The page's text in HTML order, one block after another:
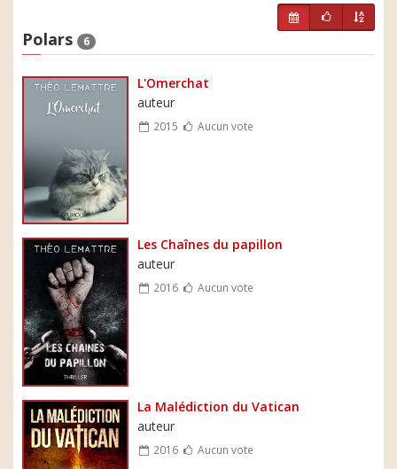
Polars 6
L'Omerchat
auteur
2015 Aucun vote
Les Chaînes du papillon
auteur
2016 Aucun vote
La Malédiction du Vatican
auteur
2016 Aucun vote